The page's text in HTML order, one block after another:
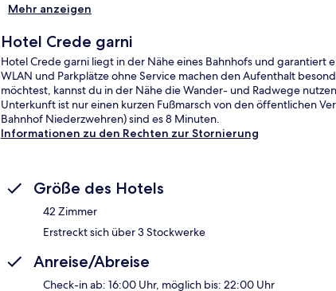
Mehr anzeigen
Hotel Crede garni
Hotel Crede garni liegt in der Nähe eines Bahnhofs und garantiert
WLAN und Parkplätze ohne Service machen den Aufenthalt
möchtest, kannst du in der Nähe die Wander- und Radwege
Unterkunft ist nur einen kurzen Fußmarsch von den öffentlichen
Bahnhof Niederzwehren) sind es 8 Minuten.
Informationen zu den Rechten zur Stornierung
Größe des Hotels
42 Zimmer
Erstreckt sich über 3 Stockwerke
Anreise/Abreise
Check-in ab: 16:00 Uhr, möglich bis: 22:00 Uhr